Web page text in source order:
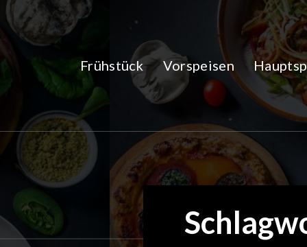
Zum
Inhalt
springen
Frühstück Vorspeisen